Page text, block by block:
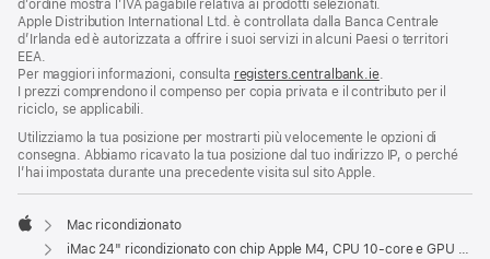
d’ordine mostra l’IVA pagabile relativa ai prodotti selezionati.
Apple Distribution International Ltd. è controllata dalla Banca Centrale
d’Irlanda ed è autorizzata a offrire i suoi servizi in alcuni Paesi o territori
EEA.
Per maggiori informazioni, consulta registers.centralbank.ie.
I prezzi comprendono il compenso per copia privata e il contributo per il
riciclo, se applicabili.
Utilizziamo la tua posizione per mostrarti più velocemente le opzioni di
consegna. Abbiamo ricavato la tua posizione dal tuo indirizzo IP, o perché
l’hai impostata durante una precedente visita sul sito Apple.
Apple
Mac ricondizionato
iMac 24" ricondizionato con chip Apple M4, CPU 10‑core e GPU 10‑core, Gigabit Ethernet - Verde